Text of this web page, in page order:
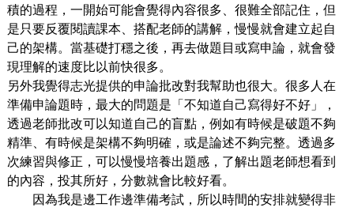
積的過程，一開始可能會覺得內容很多、很難全部記住，但
是只要反覆閱讀課本、搭配老師的講解，慢慢就會建立起自
己的架構。當基礎打穩之後，再去做題目或寫申論，就會發
現理解的速度比以前快很多。
另外我覺得志光提供的申論批改對我幫助也很大。很多人在
準備申論題時，最大的問題是「不知道自己寫得好不好」，
透過老師批改可以知道自己的盲點，例如有時候是破題不夠
精準、有時候是架構不夠明確，或是論述不夠完整。透過多
次練習與修正，可以慢慢培養出題感，了解出題老師想看到
的內容，投其所好，分數就會比較好看。
因為我是邊工作邊準備考試，所以時間的安排就變得非